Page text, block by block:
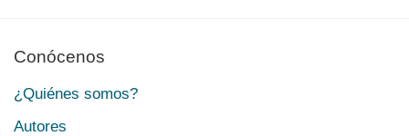
Conócenos
¿Quiénes somos?
Autores